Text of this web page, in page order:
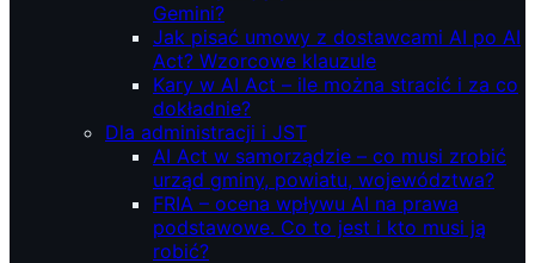
Gemini?
Jak pisać umowy z dostawcami AI po AI
Act? Wzorcowe klauzule
Kary w AI Act – ile można stracić i za co
dokładnie?
Dla administracji i JST
AI Act w samorządzie – co musi zrobić
urząd gminy, powiatu, województwa?
FRIA – ocena wpływu AI na prawa
podstawowe. Co to jest i kto musi ją
robić?